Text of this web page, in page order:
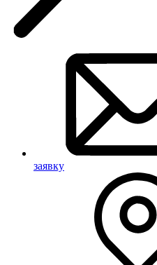
заявку